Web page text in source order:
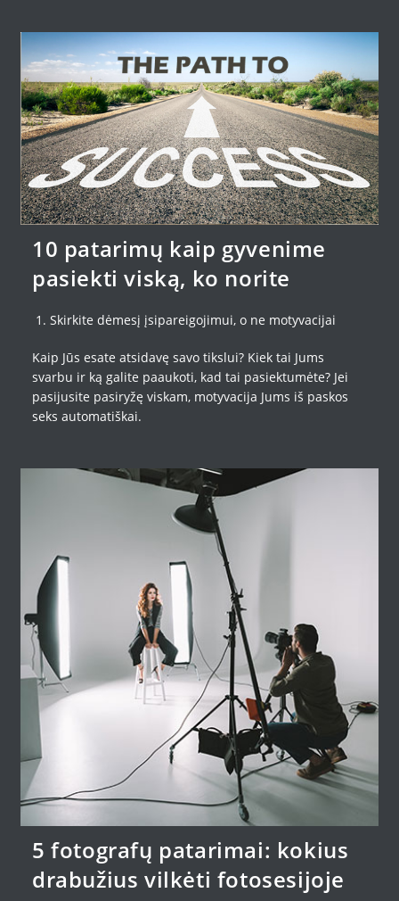
10 patarimų kaip gyvenime
pasiekti viską, ko norite
1. Skirkite dėmesį įsipareigojimui, o ne motyvacijai
Kaip Jūs esate atsidavę savo tikslui? Kiek tai Jums
svarbu ir ką galite paaukoti, kad tai pasiektumėte? Jei
pasijusite pasiryžę viskam, motyvacija Jums iš paskos
seks automatiškai.
5 fotografų patarimai: kokius
drabužius vilkėti fotosesijoje